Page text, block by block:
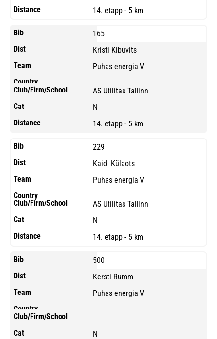
14. etapp - 5 km
165
Kristi Kibuvits
Puhas energia V
AS Utilitas Tallinn
N
14. etapp - 5 km
229
Kaidi Külaots
Puhas energia V
AS Utilitas Tallinn
N
14. etapp - 5 km
500
Kersti Rumm
Puhas energia V
N